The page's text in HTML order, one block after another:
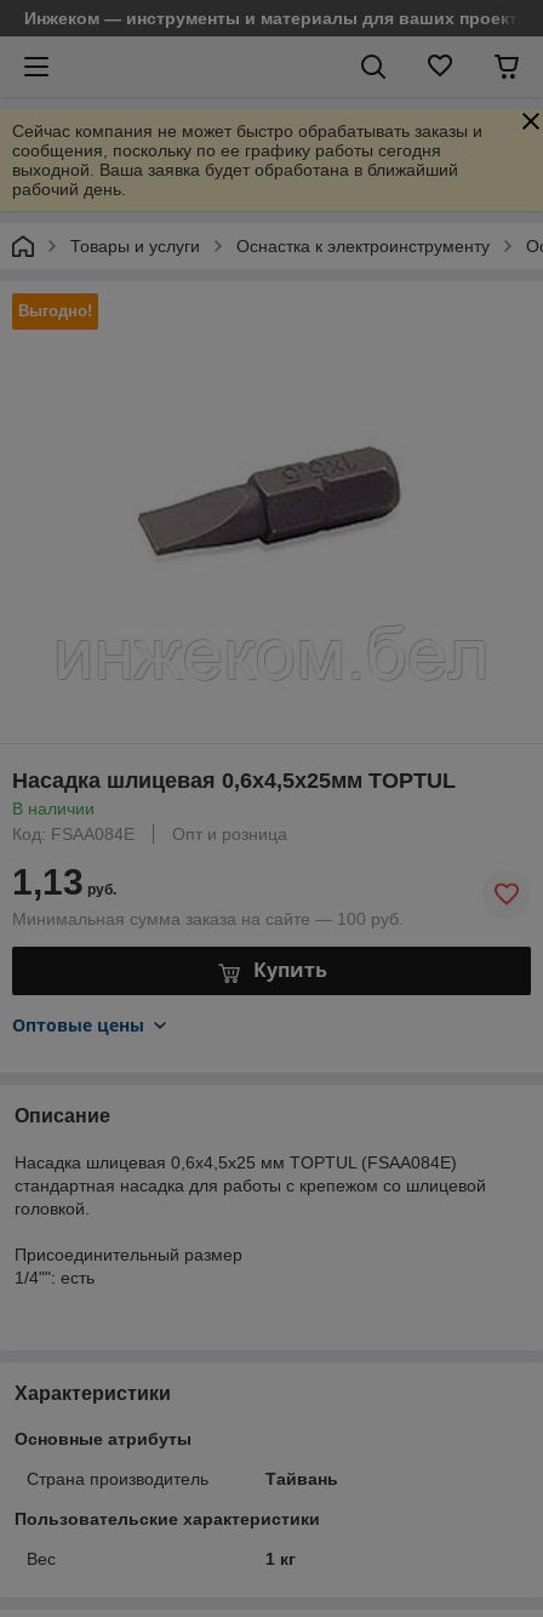
Инжеком — инструменты и материалы для ваших проектов
Сейчас компания не может быстро обрабатывать заказы и
сообщения, поскольку по ее графику работы сегодня
выходной. Ваша заявка будет обработана в ближайший
рабочий день.
Товары и услуги Оснастка к электроинструменту
Выгодно!
Насадка шлицевая 0,6х4,5х25мм TOPTUL
В наличии
Код: FSAA084E
Опт и розница
1,13 руб.
Минимальная сумма заказа на сайте — 100 руб.
Купить
Оптовые цены
Описание
Насадка шлицевая 0,6х4,5х25 мм TOPTUL (FSAA084E)
стандартная насадка для работы с крепежом со шлицевой
головкой.
Присоединительный размер
1/4"": есть
Характеристики
Основные атрибуты
Страна производитель Тайвань
Пользовательские характеристики
Вес 1 кг